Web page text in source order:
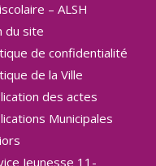
– ALSH
du site
de confidentialité
de la Ville
des actes
Municipales
Jeunesse 11-